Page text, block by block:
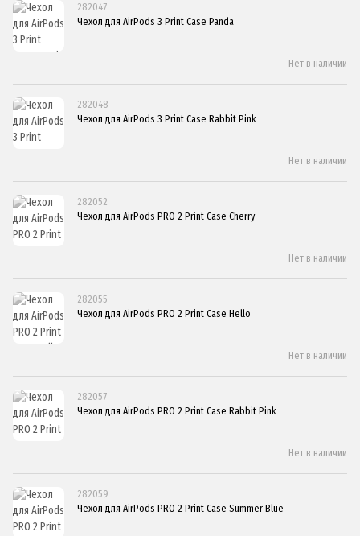
282047
Чехол для AirPods 3 Print Case Panda
Нет в наличии
282048
Чехол для AirPods 3 Print Case Rabbit Pink
Нет в наличии
282052
Чехол для AirPods PRO 2 Print Case Cherry
Нет в наличии
282055
Чехол для AirPods PRO 2 Print Case Hello
Нет в наличии
282057
Чехол для AirPods PRO 2 Print Case Rabbit Pink
Нет в наличии
282059
Чехол для AirPods PRO 2 Print Case Summer Blue